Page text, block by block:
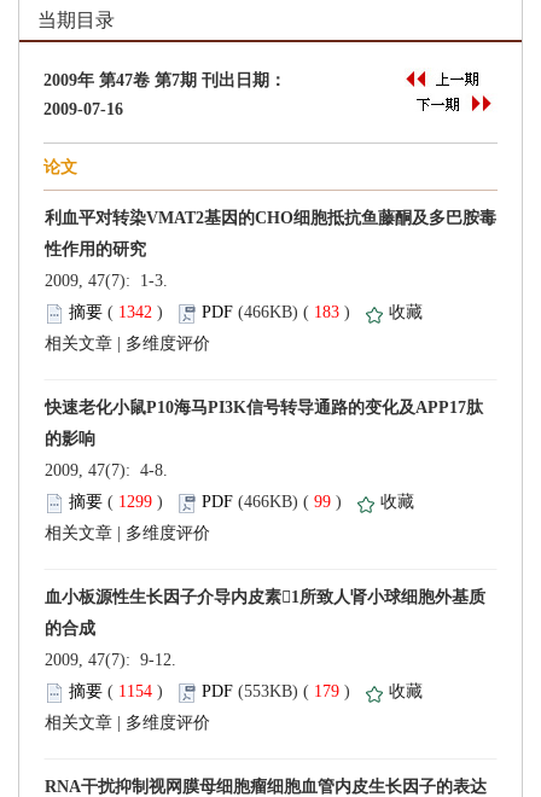
2009, 47(7): 1-3.
(
) 183 )
2009, 47(7): 4-8.
(
) 99 )
2009, 47(7): 9-12.
(
) 179 )